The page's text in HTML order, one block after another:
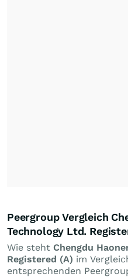
Peergroup Vergleich
Technology Ltd.
Wie steht Chengdu
Registered (A) im
entsprechenden